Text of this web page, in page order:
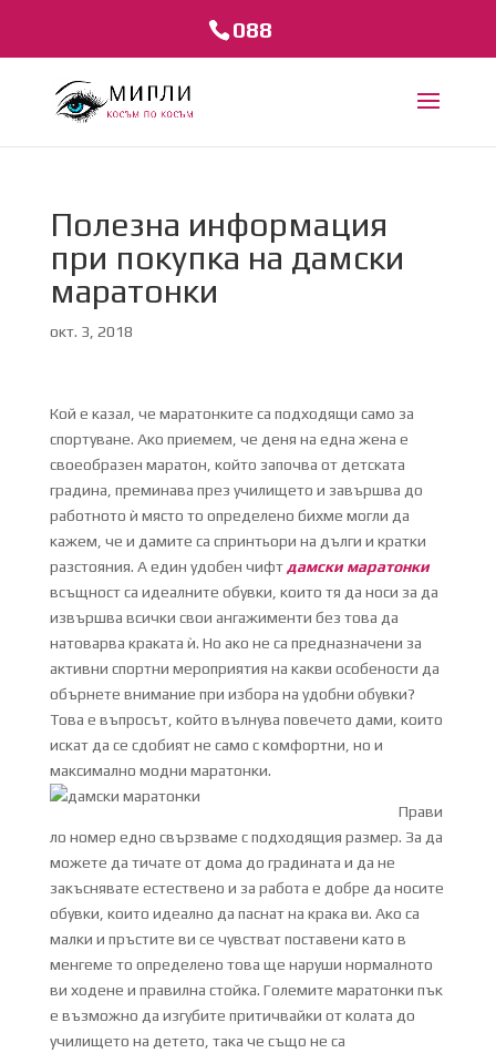
088
Полезна информация
при покупка на дамски
маратонки
окт. 3, 2018
Кой е казал, че маратонките са подходящи само за
спортуване. Ако приемем, че деня на една жена е
своеобразен маратон, който започва от детската
градина, преминава през училището и завършва до
работното ѝ място то определено бихме могли да
кажем, че и дамите са спринтьори на дълги и кратки
разстояния. А един удобен чифтдамски маратонки
всъщност са идеалните обувки, които тя да носи за да
извършва всички свои ангажименти без това да
натоварва краката ѝ. Но ако не са предназначени за
активни спортни мероприятия на какви особености да
обърнете внимание при избора на удобни обувки?
Това е въпросът, който вълнува повечето дами, които
искат да се сдобият не само с комфортни, но и
максимално модни маратонки.
Прави
ло номер едно свързваме с подходящия размер. За да
можете да тичате от дома до градината и да не
закъснявате естествено и за работа е добре да носите
обувки, които идеално да паснат на крака ви. Ако са
малки и пръстите ви се чувстват поставени като в
менгеме то определено това ще наруши нормалното
ви ходене и правилна стойка. Големите маратонки пък
е възможно да изгубите притичвайки от колата до
училището на детето, така че също не са